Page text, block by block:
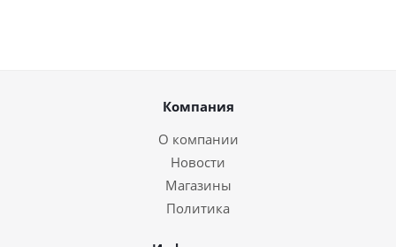
Компания
О компании
Новости
Магазины
Политика